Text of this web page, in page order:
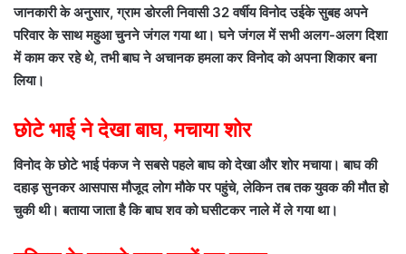
जानकारी के अनुसार, ग्राम डोरली निवासी 32 वर्षीय विनोद उईके सुबह अपने
परिवार के साथ महुआ चुनने जंगल गया था। घने जंगल में सभी अलग-अलग दिशा
में काम कर रहे थे, तभी बाघ ने अचानक हमला कर विनोद को अपना शिकार बना
लिया।
छोटे भाई ने देखा बाघ, मचाया शोर
विनोद के छोटे भाई पंकज ने सबसे पहले बाघ को देखा और शोर मचाया। बाघ की
दहाड़ सुनकर आसपास मौजूद लोग मौके पर पहुंचे, लेकिन तब तक युवक की मौत हो
चुकी थी। बताया जाता है कि बाघ शव को घसीटकर नाले में ले गया था।